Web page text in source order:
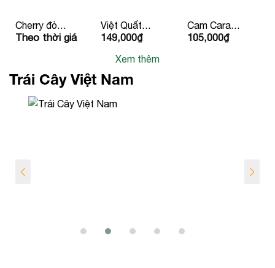
Cherry đỏ
Canada
Theo thời giá
Việt Quất
125g
Peru
149,000₫
Cam Cara
Ruột Đỏ
105,000₫
Xem thêm
Trái Cây Việt Nam